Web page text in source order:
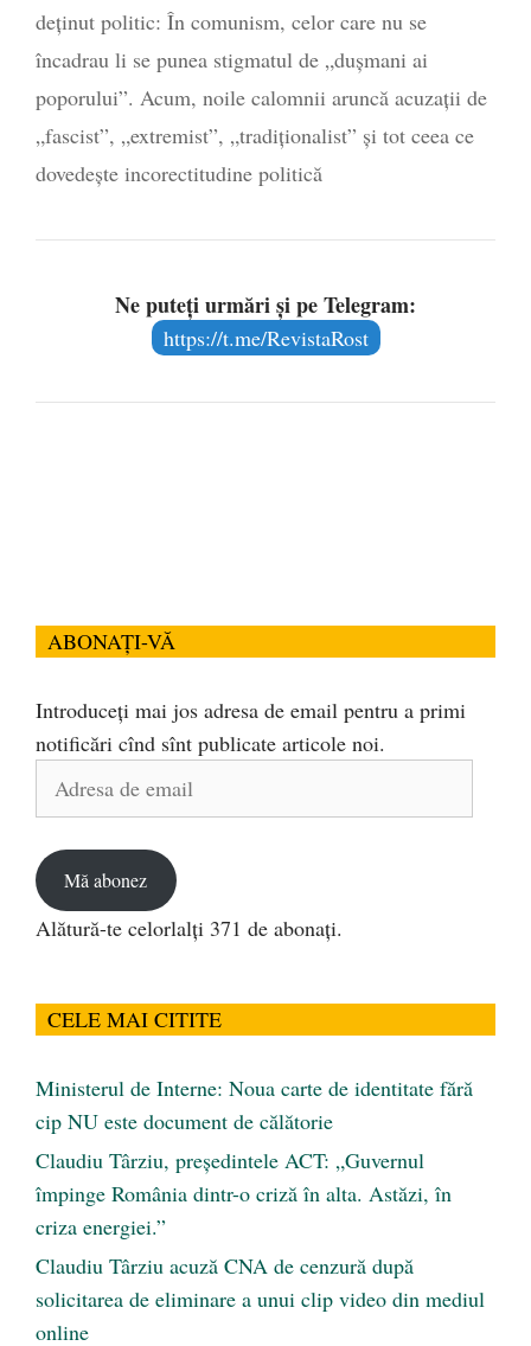
deținut politic: În comunism, celor care nu se
încadrau li se punea stigmatul de „dușmani ai
poporului”. Acum, noile calomnii aruncă acuzații de
„fascist”, „extremist”, „tradiționalist” și tot ceea ce
dovedește incorectitudine politică
Ne puteți urmări și pe Telegram:
https://t.me/RevistaRost
ABONAȚI-VĂ
Introduceți mai jos adresa de email pentru a primi
notificări cînd sînt publicate articole noi.
Adresa
Mă abonez
Alătură-te celorlalți 371 de abonați.
CELE MAI CITITE
Ministerul de Interne: Noua carte de identitate fără
cip NU este document de călătorie
Claudiu Târziu, președintele ACT: „Guvernul
împinge România dintr-o criză în alta. Astăzi, în
criza energiei.”
Claudiu Târziu acuză CNA de cenzură după
solicitarea de eliminare a unui clip video din mediul
online